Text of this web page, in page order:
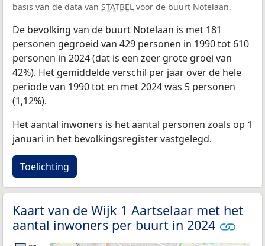
basis van de data van STATBEL voor de buurt Notelaan.
De bevolking van de buurt Notelaan is met 181
personen gegroeid van 429 personen in 1990 tot 610
personen in 2024 (dat is een zeer grote groei van
42%). Het gemiddelde verschil per jaar over de hele
periode van 1990 tot en met 2024 was 5 personen
(1,12%).
Het aantal inwoners is het aantal personen zoals op 1
januari in het bevolkingsregister vastgelegd.
Toelichting
Kaart van de Wijk 1 Aartselaar met het
aantal inwoners per buurt in 2024